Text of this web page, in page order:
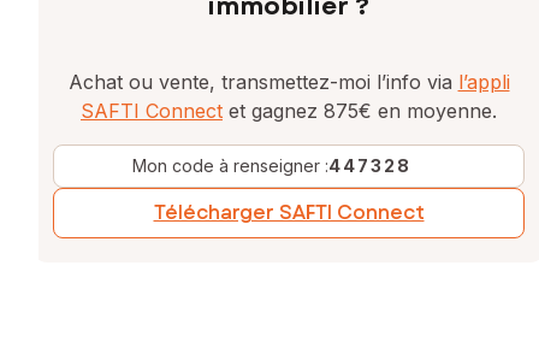
Achat ou vente, transmettez-moi l’info via l’appli
SAFTI Connect et gagnez 875€ en moyenne.
Mon code à renseigner :447328
Télécharger SAFTI Connect